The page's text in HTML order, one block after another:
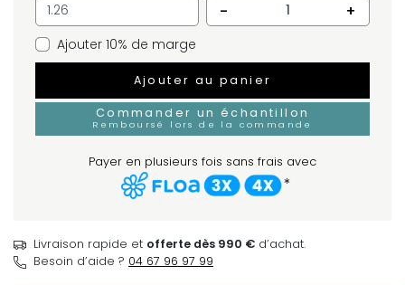
-
+
Ajouter 10% de marge
Ajouter au panier
Commander un échantillon
Remboursé lors de la commande
Payer en plusieurs fois sans frais avec
*
Livraison rapide et offerte dès 990 € d’achat.
Besoin d’aide ? 04 67 96 97 99